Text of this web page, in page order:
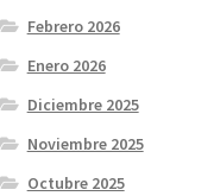
Febrero 2026
Enero 2026
Diciembre 2025
Noviembre 2025
Octubre 2025